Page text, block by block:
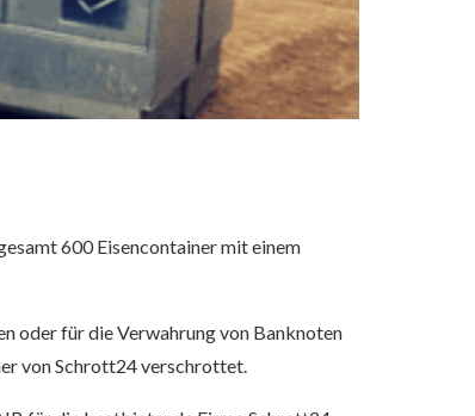
600 Eisencontainer mit einem
oder für die Verwahrung von Banknoten
von Schrott24 verschrottet.